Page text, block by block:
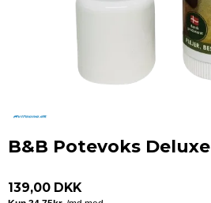
B&B Potevoks Deluxe
139,00 DKK